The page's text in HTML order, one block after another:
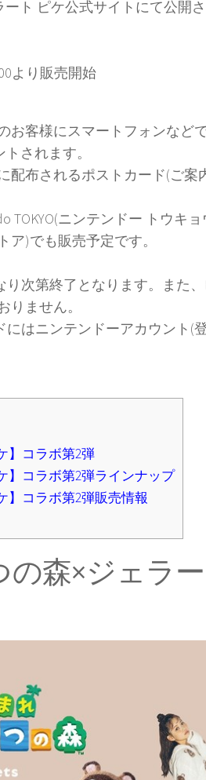
ト ピケ公式サイトにて公開
より販売開始
お客様にスマートフォンなど
されます。
配布されるポストカード(ご案
TOKYO(ニンテンドー トウキョ
ア)でも販売予定です。
次第終了となります。また、
ません。
はニンテンドーアカウント(
】コラボ第2弾
】コラボ第2弾ラインナップ
】コラボ第2弾販売情報
の森×ジェラ